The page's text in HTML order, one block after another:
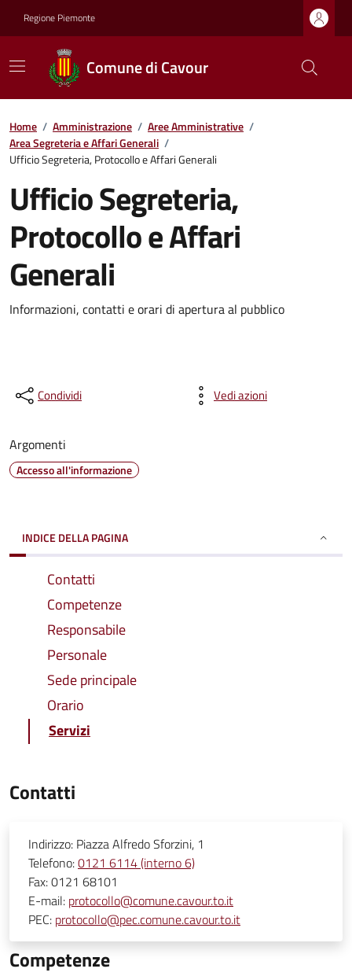
Regione Piemonte
Comune di Cavour
Home / Amministrazione / Aree Amministrative /
Area Segreteria e Affari Generali /
Ufficio Segreteria, Protocollo e Affari Generali
Ufficio Segreteria,
Protocollo e Affari
Generali
Informazioni, contatti e orari di apertura al pubblico
Condividi Vedi azioni
Argomenti
Accesso all'informazione
INDICE DELLA PAGINA
Contatti
Competenze
Responsabile
Personale
Sede principale
Orario
Servizi
Contatti
Indirizzo: Piazza Alfredo Sforzini, 1
Telefono:0121 6114 (interno 6)
Fax:0121 68101
E-mail: protocollo@comune.cavour.to.it
PEC: protocollo@pec.comune.cavour.to.it
Competenze